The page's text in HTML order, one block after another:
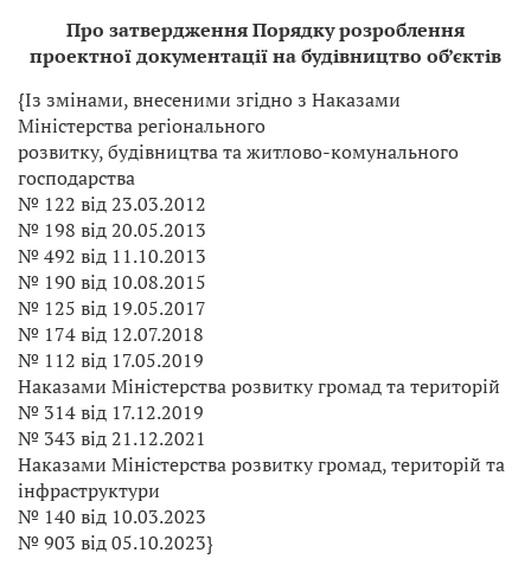
Про затвердження Порядку розроблення
проектної документації на будівництво об’єктів
{Із змінами, внесеними згідно з Наказами
Міністерства регіонального
розвитку, будівництва та житлово-комунального
господарства
№ 122 від 23.03.2012
№ 198 від 20.05.2013
№ 492 від 11.10.2013
№ 190 від 10.08.2015
№ 125 від 19.05.2017
№ 174 від 12.07.2018
№ 112 від 17.05.2019
Наказами Міністерства розвитку громад та територій
№ 314 від 17.12.2019
№ 343 від 21.12.2021
Наказами Міністерства розвитку громад, територій та
інфраструктури
№ 140 від 10.03.2023
№ 903 від 05.10.2023}